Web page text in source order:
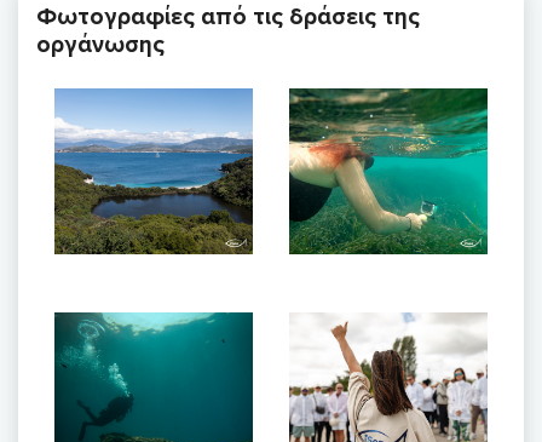
Φωτογραφίες από τις δράσεις της
οργάνωσης